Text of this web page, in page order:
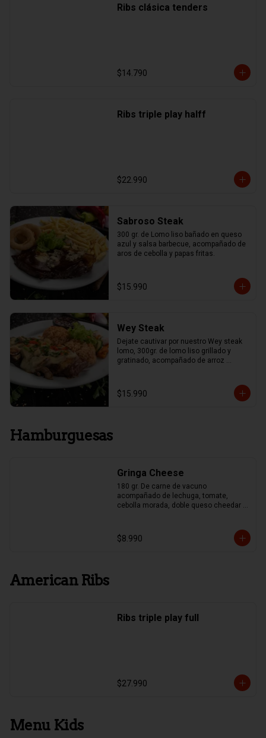
Ribs clásica tenders
$14.790
Ribs triple play halff
$22.990
Sabroso Steak
300 gr. de Lomo liso bañado en queso
azul y salsa barbecue, acompañado de
aros de cebolla y papas fritas.
$15.990
Wey Steak
Dejate cautivar por nuestro Wey steak
lomo, 300gr. de lomo liso grillado y
gratinado, acompañado de arroz
$15.990
Hamburguesas
Gringa Cheese
180 gr. De carne de vacuno
acompañado de lechuga, tomate,
cebolla morada, doble queso cheedar y
$8.990
American Ribs
Ribs triple play full
$27.990
Menu Kids